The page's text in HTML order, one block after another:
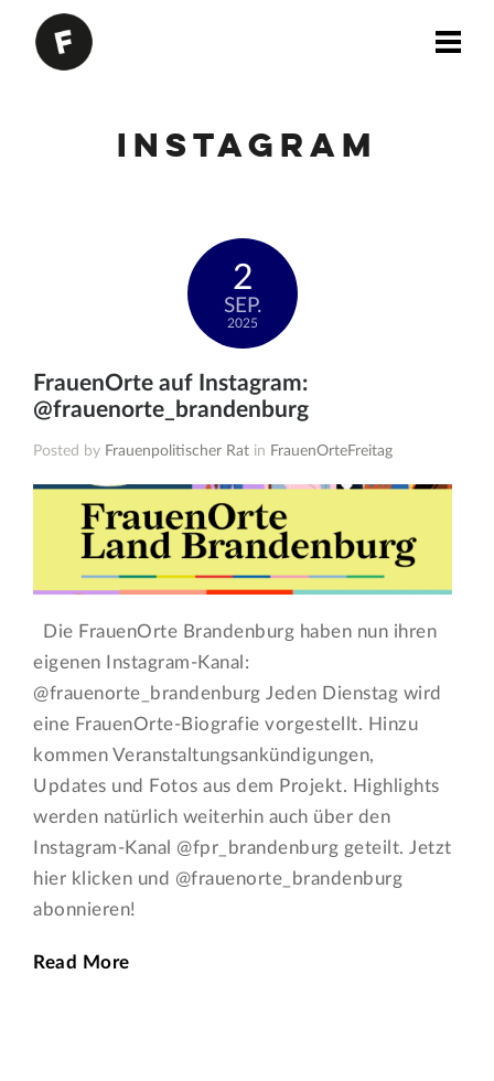
Instagram
2
SEP.
2025
FrauenOrte auf Instagram:
@frauenorte_brandenburg
Posted by Frauenpolitischer Rat in FrauenOrteFreitag
Die FrauenOrte Brandenburg haben nun ihren
eigenen Instagram-Kanal:
@frauenorte_brandenburg Jeden Dienstag wird
eine FrauenOrte-Biografie vorgestellt. Hinzu
kommen Veranstaltungsankündigungen,
Updates und Fotos aus dem Projekt. Highlights
werden natürlich weiterhin auch über den
Instagram-Kanal @fpr_brandenburg geteilt. Jetzt
hier klicken und @frauenorte_brandenburg
abonnieren!
Read More